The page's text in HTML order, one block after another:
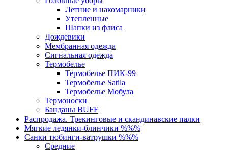
Летние и накомарники
Утепленные
Шапки из флиса
Дождевики
Мембранная одежда
Сигнальная одежда
Термобелье
Термобелье ПИК-99
Термобелье Satila
Термобелье Мобула
Термоноски
Банданы BUFF
Распродажа. Трекинговые и скандинавские палки
Мягкие ледянки-блинчики %%%
Санки тюбинги-ватрушки %%%
Средние